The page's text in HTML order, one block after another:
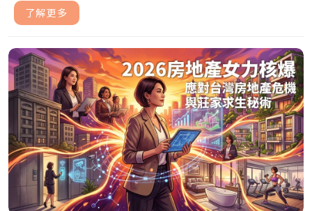
了解更多